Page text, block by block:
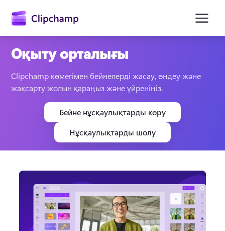
Жүйеге кіру
Тегін қолданып көру
Оқыту орталығы
Clipchamp көмегімен бейнелерді жасау, өңдеу және
жақсарту жолын қараңыз және үйреніңіз.
Бейне нұсқаулықтарды көру
Нұсқаулықтарды шолу